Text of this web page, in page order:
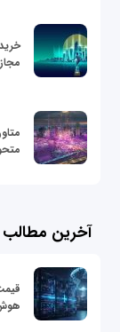
آخرین مطالب